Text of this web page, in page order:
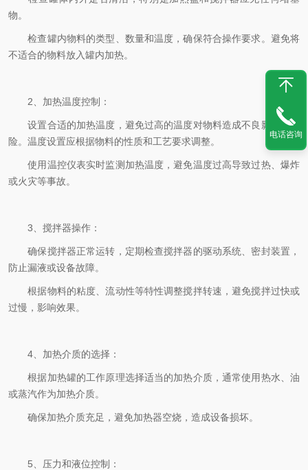
物。
检查罐内物料的类型、数量和温度，确保符合操作要求。避免将
不适合的物料放入罐内加热。
2、加热温度控制：
设置合适的加热温度，避免过高的温度对物料造成不良影响或危
险。温度设置应根据物料的性质和工艺要求调整。
使用温控仪表实时监测加热温度，避免温度过高导致过热、爆炸
或火灾等事故。
3、搅拌器操作：
确保搅拌器正常运转，定期检查搅拌器的驱动系统、密封装置，
防止漏液或设备故障。
根据物料的粘度、流动性等特性调整搅拌转速，避免搅拌过快或
过慢，影响效果。
4、加热介质的选择：
根据加热罐的工作原理选择适当的加热介质，通常使用热水、油
或蒸汽作为加热介质。
确保加热介质充足，避免加热器空烧，造成设备损坏。
5、压力和液位控制：
电话咨询